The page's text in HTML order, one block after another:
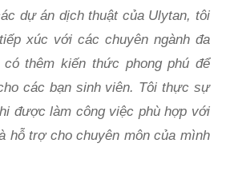
dự án dịch thuật của Ulytan, tôi
xúc với các chuyên ngành đa
thêm kiến thức phong phú để
các bạn sinh viên. Tôi thực sự
được làm công việc phù hợp với
hỗ trợ cho chuyên môn của mình